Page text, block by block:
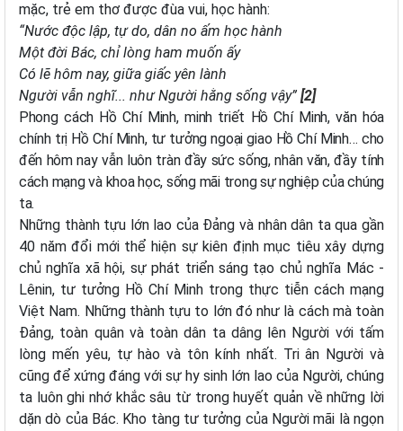
mặc, trẻ em thơ được đùa vui, học hành:
“Nước độc lập, tự do, dân no ấm học hành
Một đời Bác, chỉ lòng ham muốn ấy
Có lẽ hôm nay, giữa giấc yên lành
Người vẫn nghĩ... như Người hằng sống vậy” [2]
Phong cách Hồ Chí Minh, minh triết Hồ Chí Minh, văn hóa
chính trị Hồ Chí Minh, tư tưởng ngoại giao Hồ Chí Minh… cho
đến hôm nay vẫn luôn tràn đầy sức sống, nhân văn, đầy tính
cách mạng và khoa học, sống mãi trong sự nghiệp của chúng
ta.
Những thành tựu lớn lao của Đảng và nhân dân ta qua gần
40 năm đổi mới thể hiện sự kiên định mục tiêu xây dựng
chủ nghĩa xã hội, sự phát triển sáng tạo chủ nghĩa Mác -
Lênin, tư tưởng Hồ Chí Minh trong thực tiễn cách mạng
Việt Nam. Những thành tựu to lớn đó như là cách mà toàn
Đảng, toàn quân và toàn dân ta dâng lên Người với tấm
lòng mến yêu, tự hào và tôn kính nhất. Tri ân Người và
cũng để xứng đáng với sự hy sinh lớn lao của Người, chúng
ta luôn ghi nhớ khắc sâu từ trong huyết quản về những lời
dặn dò của Bác. Kho tàng tư tưởng của Người mãi là ngọn